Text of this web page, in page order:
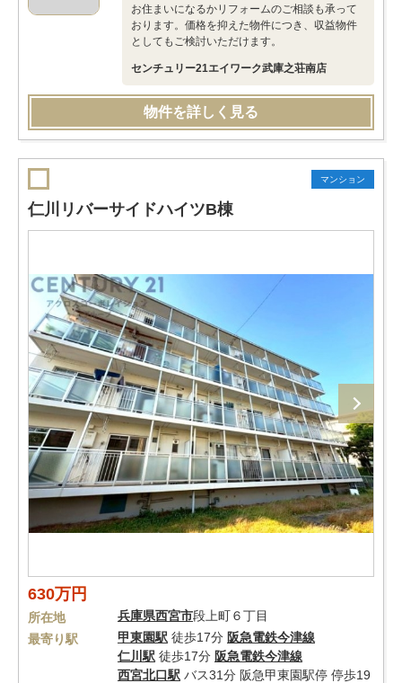
お住まいになるかリフォームのご相談も承って
おります。価格を抑えた物件につき、収益物件
としてもご検討いただけます。
センチュリー21エイワーク武庫之荘南店
物件を詳しく見る
マンション
仁川リバーサイドハイツB棟
630万円
所在地 兵庫県西宮市段上町６丁目
最寄り駅
甲東園駅 徒歩17分 阪急電鉄今津線
仁川駅 徒歩17分 阪急電鉄今津線
西宮北口駅 バス31分 阪急甲東園駅停 停歩19